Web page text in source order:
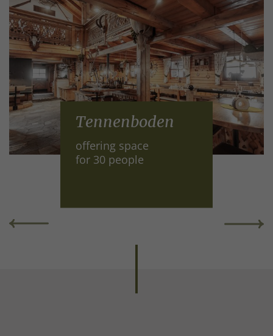
Tennenboden
offering space
for 30 people